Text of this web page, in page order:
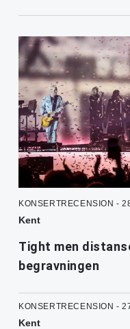
KONSERTRECENSION -
Kent
Tight men
begravningen
KONSERTRECENSION -
Kent